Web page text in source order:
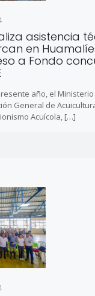
asistencia
en
a Fondo
año, el
General de
Acuícola, […]